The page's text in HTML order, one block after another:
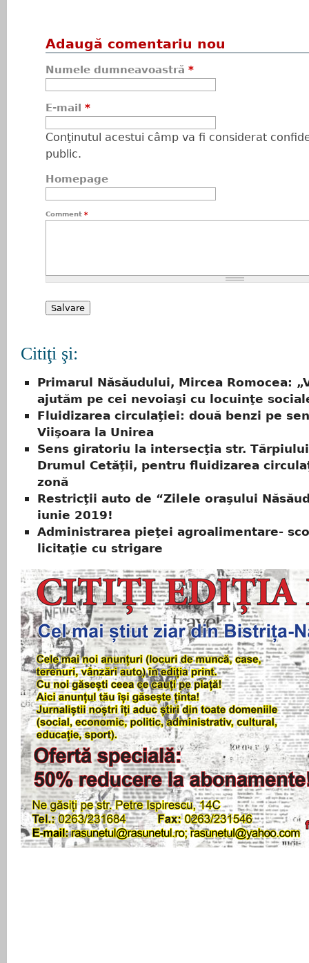
Adaugă comentariu nou
Numele dumneavoastră *
E-mail *
Conţinutul acestui câmp va fi considerat
public.
Homepage
Comment *
Citiţi şi:
Primarul Năsăudului, Mircea Romocea:
ajutăm pe cei nevoiaşi cu locuinţe
Fluidizarea circulaţiei: două benzi pe
Viişoara la Unirea
Sens giratoriu la intersecţia str.
Drumul Cetăţii, pentru fluidizarea
zonă
Restricţii auto de “Zilele oraşului
iunie 2019!
Administrarea pieţei agroalimentare-
licitaţie cu strigare